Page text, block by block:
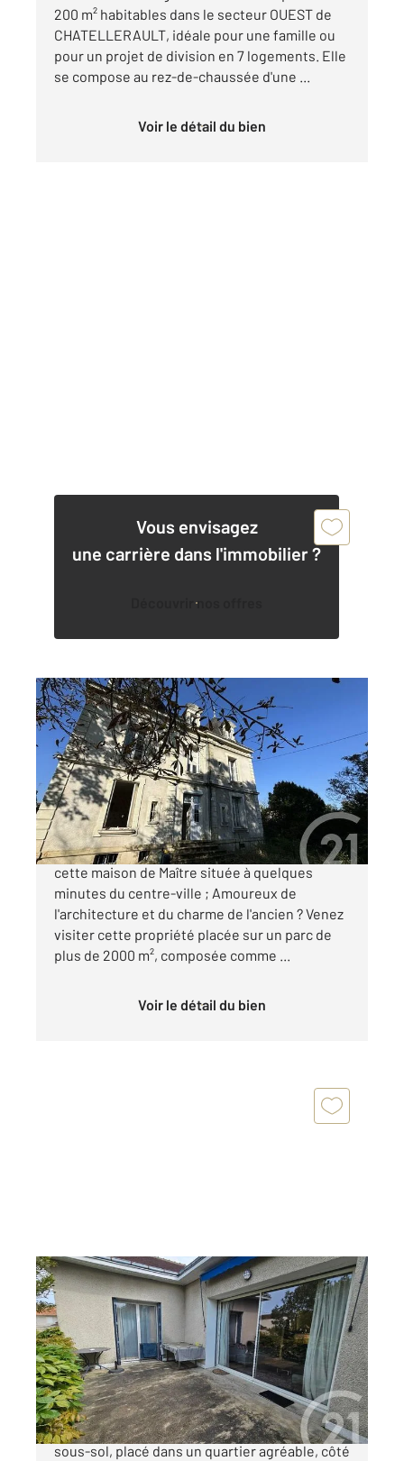
200 m² habitables dans le secteur OUEST de
CHATELLERAULT, idéale pour une famille ou
pour un projet de division en 7 logements. Elle
se compose au rez-de-chaussée d'une ...
Voir le détail du bien
Vous envisagez
une carrière dans l'immobilier ?
Découvrir nos offres
CHATELLERAULT 86
243 m2, 10 pièces
Ref : 11248
Maison à vendre
373 000 €
CENTURY 21 CHATELLERAULT vous présente
cette maison de Maître située à quelques
minutes du centre-ville ; Amoureux de
l'architecture et du charme de l'ancien ? Venez
visiter cette propriété placée sur un parc de
plus de 2000 m², composée comme ...
Voir le détail du bien
CHATELLERAULT 86
167 m2, 5 pièces
Ref : 11783
Maison à vendre
214 000 €
CENTURY 21 CHATELLERAULT Pavillon sur
sous-sol, placé dans un quartier agréable, côté